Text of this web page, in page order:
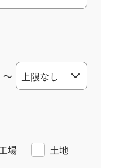
～
場
土地